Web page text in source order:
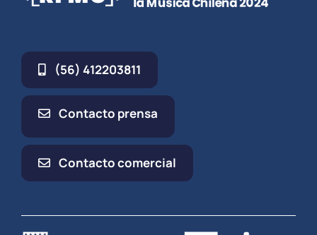
(56) 412203811
Contacto prensa
Contacto comercial